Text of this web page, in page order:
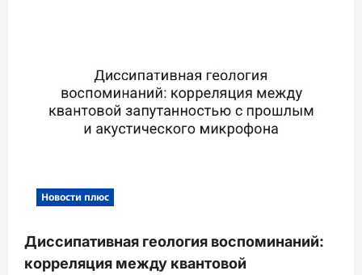
Новости плюс
Диссипативная геология воспоминаний:
корреляция между квантовой